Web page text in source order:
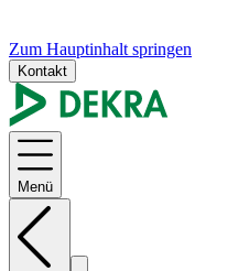
Zum Hauptinhalt springen
Kontakt
Menü